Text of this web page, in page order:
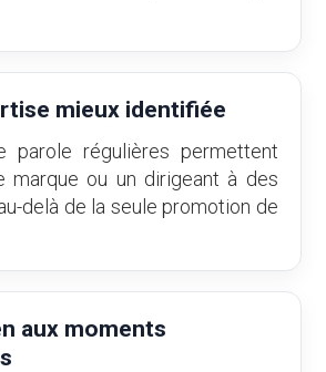
mieux identifiée
parole régulières permettent
marque ou un dirigeant à des
delà de la seule promotion de
aux moments